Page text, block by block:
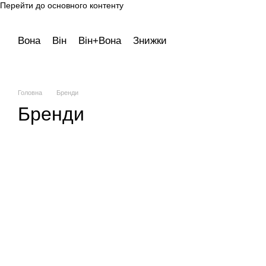
Перейти до основного контенту
Вона Він Він+Вона Знижки
Головна Бренди
Бренди